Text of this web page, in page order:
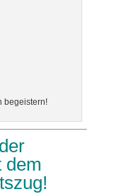
begeistern!
dem